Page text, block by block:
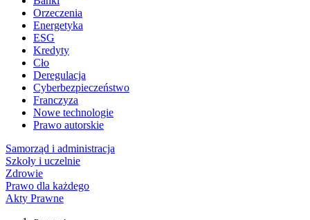
Orzeczenia
Energetyka
ESG
Kredyty
Cło
Deregulacja
Cyberbezpieczeństwo
Franczyza
Nowe technologie
Prawo autorskie
Samorząd i administracja
Szkoły i uczelnie
Zdrowie
Prawo dla każdego
Akty Prawne